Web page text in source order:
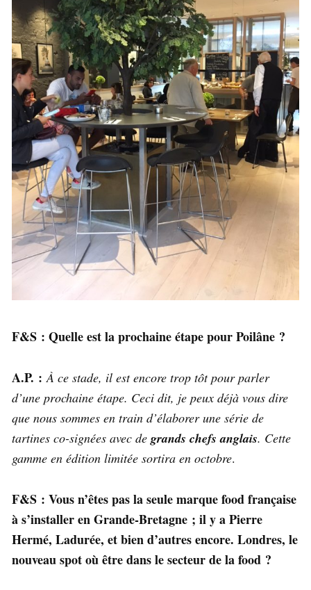
F&S : Quelle est la prochaine étape pour Poilâne ?
A.P. :À ce stade, il est encore trop tôt pour parler
d’une prochaine étape. Ceci dit, je peux déjà vous dire
que nous sommes en train d’élaborer une série de
tartines co-signées avec de grands chefs anglais. Cette
gamme en édition limitée sortira en octobre.
F&S : Vous n’êtes pas la seule marque food française
à s’installer en Grande-Bretagne ; il y a Pierre
Hermé, Ladurée, et bien d’autres encore. Londres, le
nouveau spot où être dans le secteur de la food ?